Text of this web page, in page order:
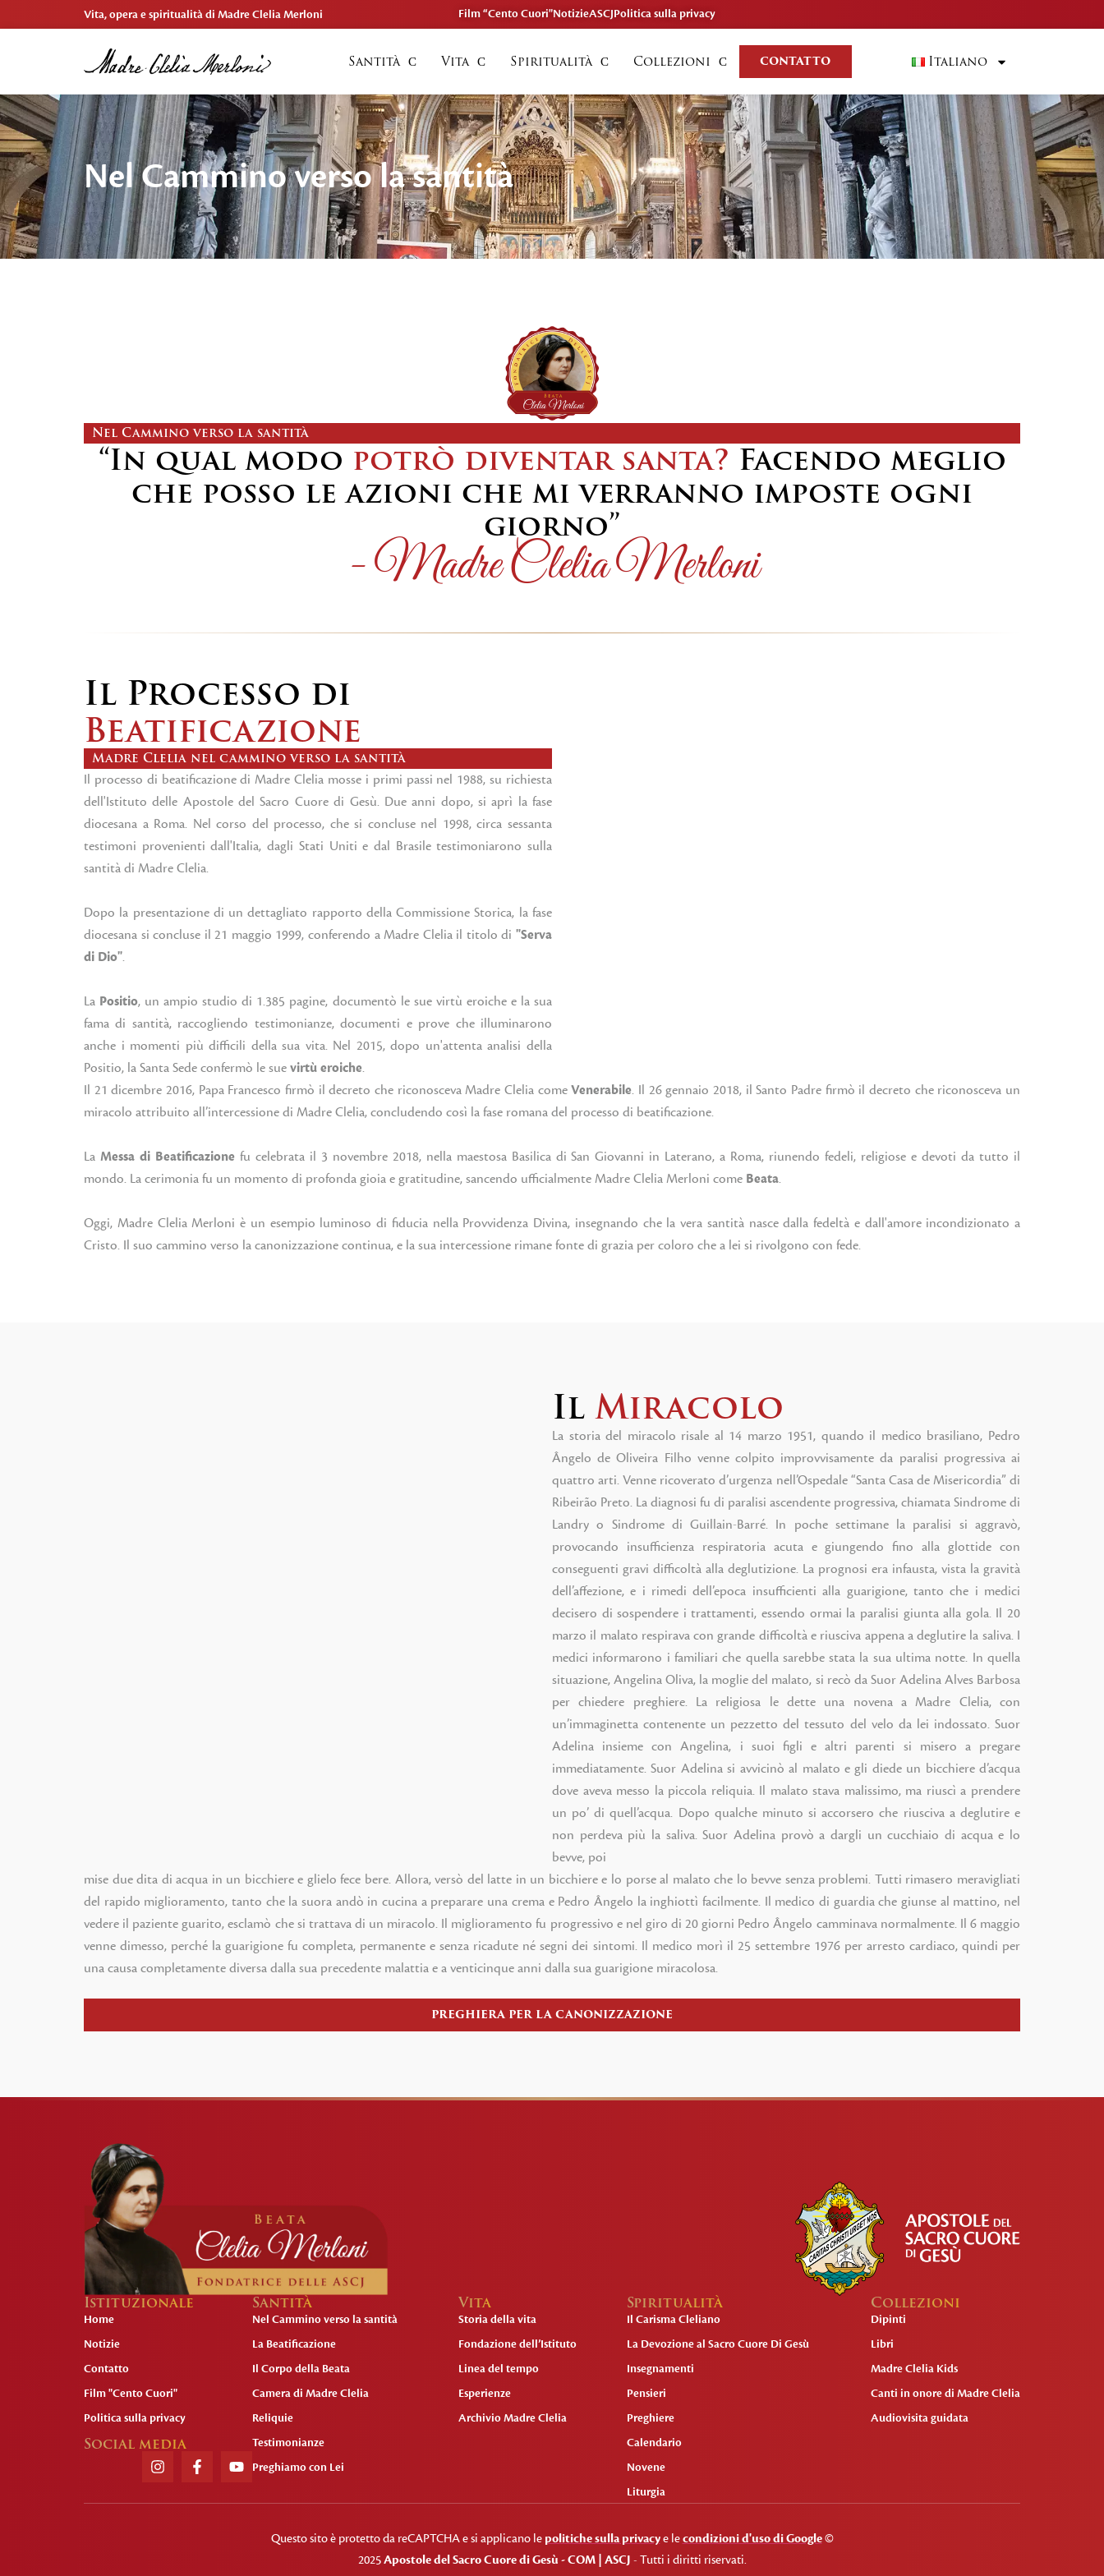
Vita, opera e spiritualità di Madre Clelia Merloni Film “Cento Cuori"NotizieASCJPolitica sulla privacy
Santità Vita Spiritualità Collezioni CONTATTO Italiano
Nel Cammino verso la santità
Nel Cammino verso la santità
“In qual modopotrò diventar santa?Facendo meglio
che posso le azioni che mi verranno imposte ogni
giorno”
- Madre Clelia Merloni
Il Processo di
Beatificazione
Madre Clelia nel cammino verso la santità
Il processo di beatificazione di Madre Clelia mosse i primi passi nel 1988, su richiesta
dell'Istituto delle Apostole del Sacro Cuore di Gesù. Due anni dopo, si aprì la fase
diocesana a Roma. Nel corso del processo, che si concluse nel 1998, circa sessanta
testimoni provenienti dall'Italia, dagli Stati Uniti e dal Brasile testimoniarono sulla
santità di Madre Clelia.
Dopo la presentazione di un dettagliato rapporto della Commissione Storica, la fase
diocesana si concluse il 21 maggio 1999, conferendo a Madre Clelia il titolo di "Serva
di Dio".
La Positio, un ampio studio di 1.385 pagine, documentò le sue virtù eroiche e la sua
fama di santità, raccogliendo testimonianze, documenti e prove che illuminarono
anche i momenti più difficili della sua vita. Nel 2015, dopo un'attenta analisi della
Positio, la Santa Sede confermò le sue virtù eroiche.
Il 21 dicembre 2016, Papa Francesco firmò il decreto che riconosceva Madre Clelia comeVenerabile. Il 26 gennaio 2018, il Santo Padre firmò il decreto che riconosceva un
miracolo attribuito all’intercessione di Madre Clelia, concludendo così la fase romana del processo di beatificazione.
La Messa di Beatificazionefu celebrata il 3 novembre 2018, nella maestosa Basilica di San Giovanni in Laterano, a Roma, riunendo fedeli, religiose e devoti da tutto il
mondo. La cerimonia fu un momento di profonda gioia e gratitudine, sancendo ufficialmente Madre Clelia Merloni come Beata.
Oggi, Madre Clelia Merloni è un esempio luminoso di fiducia nella Provvidenza Divina, insegnando che la vera santità nasce dalla fedeltà e dall'amore incondizionato a
Cristo. Il suo cammino verso la canonizzazione continua, e la sua intercessione rimane fonte di grazia per coloro che a lei si rivolgono con fede.
IlMiracolo
La storia del miracolo risale al 14 marzo 1951, quando il medico brasiliano, Pedro
Ângelo de Oliveira Filho venne colpito improvvisamente da paralisi progressiva ai
quattro arti. Venne ricoverato d’urgenza nell’Ospedale “Santa Casa de Misericordia” di
Ribeirão Preto. La diagnosi fu di paralisi ascendente progressiva, chiamata Sindrome di
Landry o Sindrome di Guillain-Barré. In poche settimane la paralisi si aggravò,
provocando insufficienza respiratoria acuta e giungendo fino alla glottide con
conseguenti gravi difficoltà alla deglutizione. La prognosi era infausta, vista la gravità
dell’affezione, e i rimedi dell’epoca insufficienti alla guarigione, tanto che i medici
decisero di sospendere i trattamenti, essendo ormai la paralisi giunta alla gola. Il 20
marzo il malato respirava con grande difficoltà e riusciva appena a deglutire la saliva. I
medici informarono i familiari che quella sarebbe stata la sua ultima notte. In quella
situazione, Angelina Oliva, la moglie del malato, si recò da Suor Adelina Alves Barbosa
per chiedere preghiere. La religiosa le dette una novena a Madre Clelia, con
un’immaginetta contenente un pezzetto del tessuto del velo da lei indossato. Suor
Adelina insieme con Angelina, i suoi figli e altri parenti si misero a pregare
immediatamente. Suor Adelina si avvicinò al malato e gli diede un bicchiere d’acqua
dove aveva messo la piccola reliquia. Il malato stava malissimo, ma riuscì a prendere
un po’ di quell’acqua. Dopo qualche minuto si accorsero che riusciva a deglutire e
non perdeva più la saliva. Suor Adelina provò a dargli un cucchiaio di acqua e lo
bevve, poi
mise due dita di acqua in un bicchiere e glielo fece bere. Allora, versò del latte in un bicchiere e lo porse al malato che lo bevve senza problemi. Tutti rimasero meravigliati
del rapido miglioramento, tanto che la suora andò in cucina a preparare una crema e Pedro Ângelo la inghiottì facilmente. Il medico di guardia che giunse al mattino, nel
vedere il paziente guarito, esclamò che si trattava di un miracolo. Il miglioramento fu progressivo e nel giro di 20 giorni Pedro Ângelo camminava normalmente. Il 6 maggio
venne dimesso, perché la guarigione fu completa, permanente e senza ricadute né segni dei sintomi. Il medico morì il 25 settembre 1976 per arresto cardiaco, quindi per
una causa completamente diversa dalla sua precedente malattia e a venticinque anni dalla sua guarigione miracolosa.
PREGHIERA PER LA CANONIZZAZIONE
Istituzionale
Home
Notizie
Contatto
Film "Cento Cuori"
Politica sulla privacy
Social media
Santità
Nel Cammino verso la santità
La Beatificazione
Il Corpo della Beata
Camera di Madre Clelia
Reliquie
Testimonianze
Preghiamo con Lei
Vita
Storia della vita
Fondazione dell’Istituto
Linea del tempo
Esperienze
Archivio Madre Clelia
Spiritualità
Il Carisma Cleliano
La Devozione al Sacro Cuore Di Gesù
Insegnamenti
Pensieri
Preghiere
Calendario
Novene
Liturgia
Collezioni
Dipinti
Libri
Madre Clelia Kids
Canti in onore di Madre Clelia
Audiovisita guidata
Questo sito è protetto da reCAPTCHA e si applicano le politiche sulla privacye lecondizioni d'uso di Google©
2025Apostole del Sacro Cuore di Gesù - COM | ASCJ - Tutti i diritti riservati.